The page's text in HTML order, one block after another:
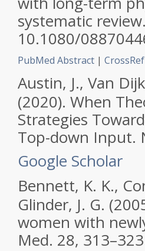
systematic review.
10.1080/
PubMed Abstract |
Austin, J., Van
(2020). When
Strategies
Top-down Input.
Google Scholar
Bennett, K. K.,
Glinder, J. G.
women with
Med. 28,